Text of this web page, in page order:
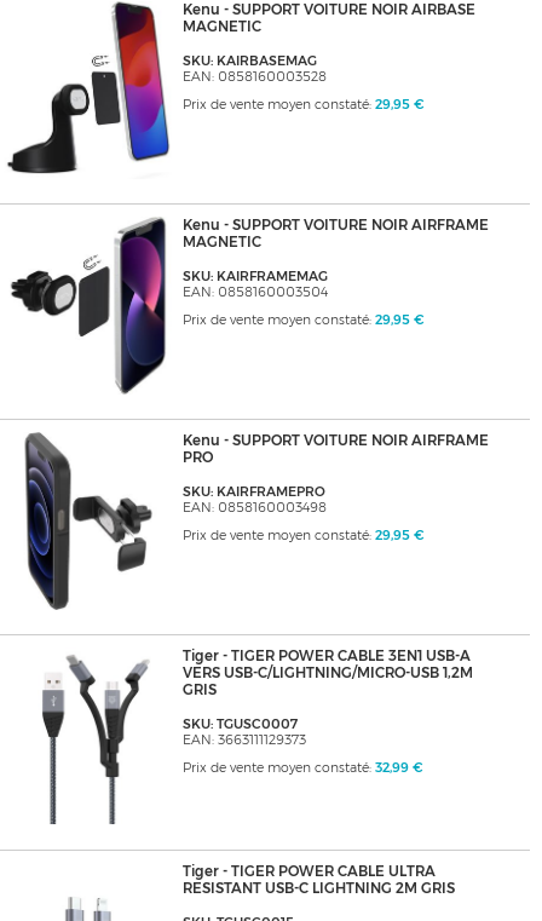
Kenu - SUPPORT VOITURE NOIR AIRBASE
MAGNETIC
SKU: KAIRBASEMAG
EAN: 0858160003528
Prix de vente moyen constaté: 29,95 €
Kenu - SUPPORT VOITURE NOIR AIRFRAME
MAGNETIC
SKU: KAIRFRAMEMAG
EAN: 0858160003504
Prix de vente moyen constaté: 29,95 €
Kenu - SUPPORT VOITURE NOIR AIRFRAME
PRO
SKU: KAIRFRAMEPRO
EAN: 0858160003498
Prix de vente moyen constaté: 29,95 €
Tiger - TIGER POWER CABLE 3EN1 USB-A
VERS USB-C/LIGHTNING/MICRO-USB 1,2M
GRIS
SKU: TGUSC0007
EAN: 3663111129373
Prix de vente moyen constaté: 32,99 €
Tiger - TIGER POWER CABLE ULTRA
RESISTANT USB-C LIGHTNING 2M GRIS